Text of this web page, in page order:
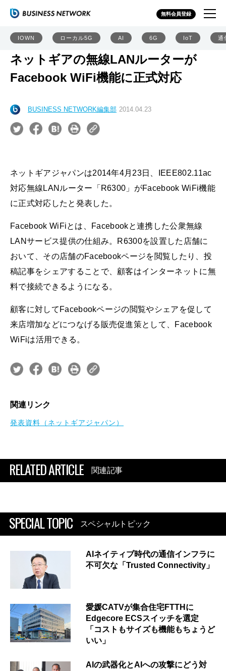
無料会員登録
IOWN ローカル5G AI 6G IoT 通
ネットギアの無線LANルーターが
Facebook WiFi機能に正式対応
BUSINESS NETWORK編集部 2014.04.23
ネットギアジャパンは2014年4月23日、IEEE802.11ac
対応無線LANルーター「R6300」がFacebook WiFi機能
に正式対応したと発表した。
Facebook WiFiとは、Facebookと連携した公衆無線
LANサービス提供の仕組み。R6300を設置した店舗に
おいて、その店舗のFacebookページを閲覧したり、投
稿記事をシェアすることで、顧客はインターネットに無
料で接続できるようになる。
顧客に対してFacebookページの閲覧やシェアを促して
来店増加などにつなげる販売促進策として、Facebook
WiFiは活用できる。
関連リンク
発表資料（ネットギアジャパン）
RELATED ARTICLE 関連記事
SPECIAL TOPIC スペシャルトピック
AIネイティブ時代の通信インフラに
不可欠な「Trusted Connectivity」
愛媛CATVが集合住宅FTTHに
Edgecore ECSスイッチを選定
「コストもサイズも機能もちょうど
いい」
AIの武器化とAIへの攻撃にどう対